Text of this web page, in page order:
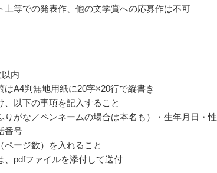
等での発表作、他の文学賞への応募作は不可
内
A4判無地用紙に20字×20行で縦書き
以下の事項を記入すること
りがな／ペンネームの場合は本名も）・生年月日・性
番号
ージ数）を入れること
pdfファイルを添付して送付